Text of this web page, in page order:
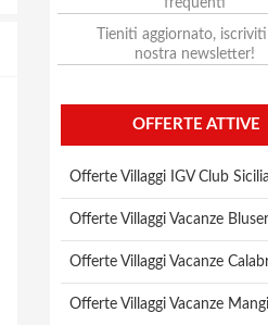
frequenti
Tieniti aggiornato,
nostra newsletter!
OFFERTE ATTIVE
Offerte Villaggi IGV Club
Offerte Villaggi Vacanze
Offerte Villaggi Vacanze
Offerte Villaggi Vacanze